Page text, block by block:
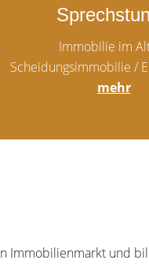
Immobilie im
Scheidungsimmobilie /
mehr
Immobilienmarkt und